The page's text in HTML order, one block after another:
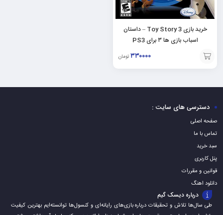
خرید بازی Toy Story 3 – داستان
اسباب بازی ها ۳ برای PS3
۳۳۰۰۰۰ تومان
افزودن
به
دسترسی های سایت :
صفحه اصلی
تماس با ما
سبد خرید
پنل کاربری
قوانین و مقررات
دانلود اهنگ
درباره دیسک گیم
طی سال‌ها تلاش و تحقیقات درباره بازی‌های رایانه‌ای و کنسول‌ها توانسته‌ایم بهترین کیفیت